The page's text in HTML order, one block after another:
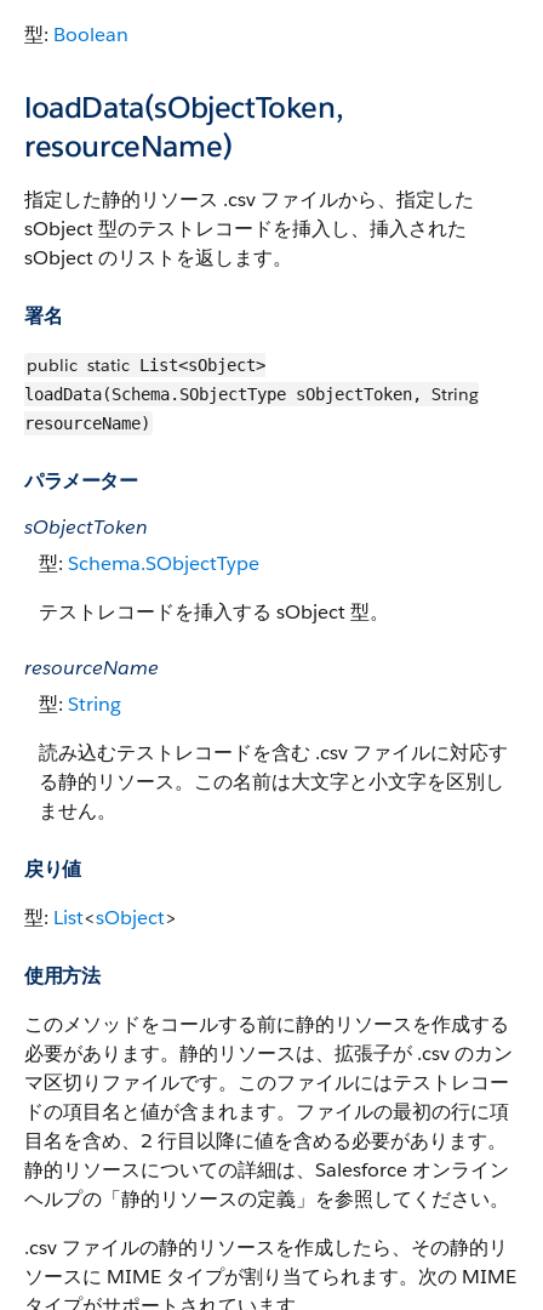
型: Boolean
loadData(sObjectToken,
resourceName)
指定した静的リソース .csv ファイルから、指定した
sObject 型のテストレコードを挿入し、挿入された
sObject のリストを返します。
署名
public static List<sObject>
loadData(Schema.SObjectType sObjectToken, String
resourceName)
パラメーター
sObjectToken
型: Schema.SObjectType
テストレコードを挿入する sObject 型。
resourceName
型: String
読み込むテストレコードを含む .csv ファイルに対応す
る静的リソース。この名前は大文字と小文字を区別し
ません。
戻り値
型: List<sObject>
使用方法
このメソッドをコールする前に静的リソースを作成する
必要があります。静的リソースは、拡張子が .csv のカン
マ区切りファイルです。このファイルにはテストレコー
ドの項目名と値が含まれます。ファイルの最初の行に項
目名を含め、2 行目以降に値を含める必要があります。
静的リソースについての詳細は、Salesforce オンライン
ヘルプの「静的リソースの定義」を参照してください。
.csv ファイルの静的リソースを作成したら、その静的リ
ソースに MIME タイプが割り当てられます。次の MIME